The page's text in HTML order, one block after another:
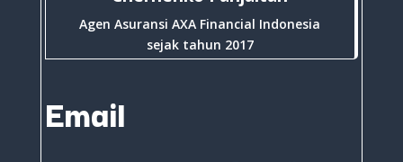
Agen Asuransi AXA Financial Indonesia
sejak tahun 2017
Email